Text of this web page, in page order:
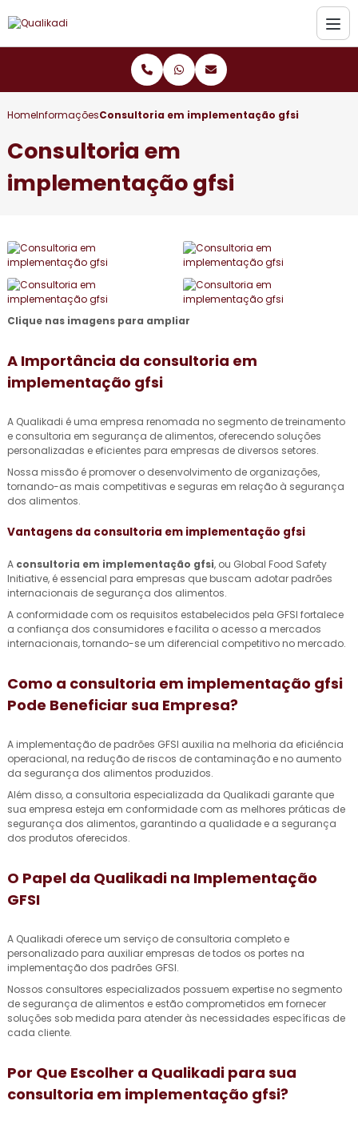
HomeInformaçõesConsultoria em implementação gfsi
Consultoria em
implementação gfsi
Clique nas imagens para ampliar
A Importância da consultoria em
implementação gfsi
A Qualikadi é uma empresa renomada no segmento de treinamento
e consultoria em segurança de alimentos, oferecendo soluções
personalizadas e eficientes para empresas de diversos setores.
Nossa missão é promover o desenvolvimento de organizações,
tornando-as mais competitivas e seguras em relação à segurança
dos alimentos.
Vantagens da consultoria em implementação gfsi
A consultoria em implementação gfsi, ou Global Food Safety
Initiative, é essencial para empresas que buscam adotar padrões
internacionais de segurança dos alimentos.
A conformidade com os requisitos estabelecidos pela GFSI fortalece
a confiança dos consumidores e facilita o acesso a mercados
internacionais, tornando-se um diferencial competitivo no mercado.
Como a consultoria em implementação gfsi
Pode Beneficiar sua Empresa?
A implementação de padrões GFSI auxilia na melhoria da eficiência
operacional, na redução de riscos de contaminação e no aumento
da segurança dos alimentos produzidos.
Além disso, a consultoria especializada da Qualikadi garante que
sua empresa esteja em conformidade com as melhores práticas de
segurança dos alimentos, garantindo a qualidade e a segurança
dos produtos oferecidos.
O Papel da Qualikadi na Implementação
GFSI
A Qualikadi oferece um serviço de consultoria completo e
personalizado para auxiliar empresas de todos os portes na
implementação dos padrões GFSI.
Nossos consultores especializados possuem expertise no segmento
de segurança de alimentos e estão comprometidos em fornecer
soluções sob medida para atender às necessidades específicas de
cada cliente.
Por Que Escolher a Qualikadi para sua
consultoria em implementação gfsi?